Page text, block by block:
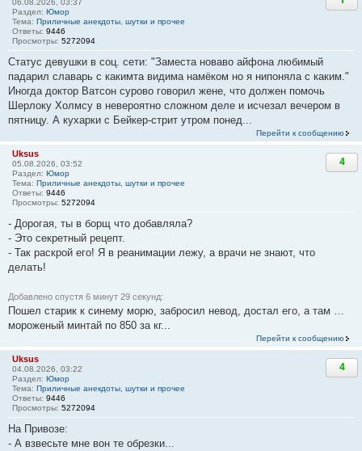
06.08.2026, 03:37
Раздел: Юмор
Тема: Приличные анекдоты, шутки и прочее
Ответы: 9446
Просмотры: 5272094
Статус девушки в соц. сети: "Заместа новаво айфона любимый
падарил славарь с какимта видима намёком но я нипоняла с каким."
Иногда доктор Ватсон сурово говорил жене, что должен помочь
Шерлоку Холмсу в невероятно сложном деле и исчезал вечером в
пятницу. А кухарки с Бейкер-стрит утром понед...
Перейти к сообщению
Uksus
05.08.2026, 03:52
Раздел: Юмор
Тема: Приличные анекдоты, шутки и прочее
Ответы: 9446
Просмотры: 5272094
4
- Дорогая, ты в борщ что добавляла?
- Это секретный рецепт.
- Так раскрой его! Я в реанимации лежу, а врачи не знают, что
делать!
Добавлено спустя 6 минут 29 секунд:
Пошел старик к синему морю, забросил невод, достал его, а там …
мороженый минтай по 850 за кг...
Перейти к сообщению
Uksus
04.08.2026, 03:22
Раздел: Юмор
Тема: Приличные анекдоты, шутки и прочее
Ответы: 9446
Просмотры: 5272094
4
На Привозе:
- А взвесьте мне вон те обрезки...